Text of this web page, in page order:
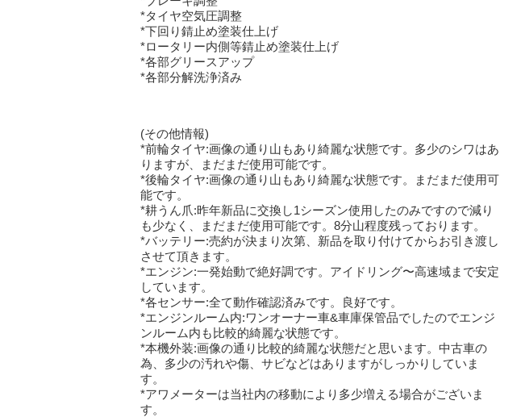
*タイヤ空気圧調整
*下回り錆止め塗装仕上げ
*ロータリー内側等錆止め塗装仕上げ
*各部グリースアップ
*各部分解洗浄済み
(その他情報)
*前輪タイヤ:画像の通り山もあり綺麗な状態です。多少のシワはあ
りますが、まだまだ使用可能です。
*後輪タイヤ:画像の通り山もあり綺麗な状態です。まだまだ使用可
能です。
*耕うん爪:昨年新品に交換し1シーズン使用したのみですので減り
も少なく、まだまだ使用可能です。8分山程度残っております。
*バッテリー:売約が決まり次第、新品を取り付けてからお引き渡し
させて頂きます。
*エンジン:一発始動で絶好調です。アイドリング〜高速域まで安定
しています。
*各センサー:全て動作確認済みです。良好です。
*エンジンルーム内:ワンオーナー車&車庫保管品でしたのでエンジ
ンルーム内も比較的綺麗な状態です。
*本機外装:画像の通り比較的綺麗な状態だと思います。中古車の
為、多少の汚れや傷、サビなどはありますがしっかりしていま
す。
*アワメーターは当社内の移動により多少増える場合がございま
す。